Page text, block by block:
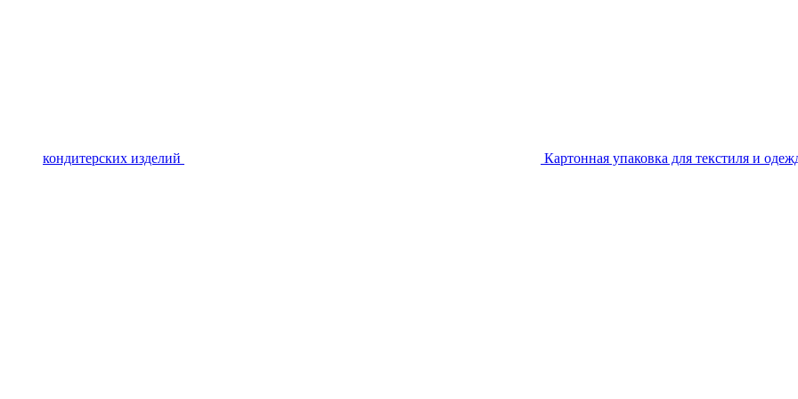
кондитерских изделий Картонная упаковка для текстиля и